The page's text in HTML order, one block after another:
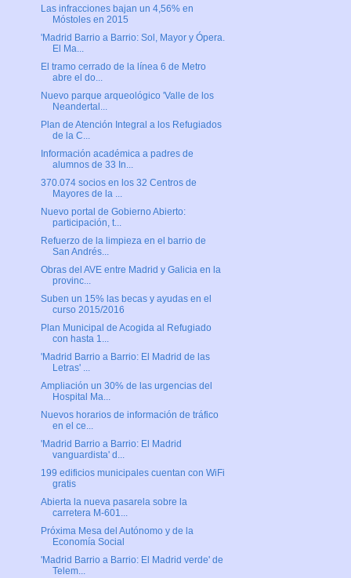
Las infracciones bajan un 4,56% en
Móstoles en 2015
'Madrid Barrio a Barrio: Sol, Mayor y Ópera.
El Ma...
El tramo cerrado de la línea 6 de Metro
abre el do...
Nuevo parque arqueológico 'Valle de los
Neandertal...
Plan de Atención Integral a los Refugiados
de la C...
Información académica a padres de
alumnos de 33 In...
370.074 socios en los 32 Centros de
Mayores de la ...
Nuevo portal de Gobierno Abierto:
participación, t...
Refuerzo de la limpieza en el barrio de
San Andrés...
Obras del AVE entre Madrid y Galicia en la
provinc...
Suben un 15% las becas y ayudas en el
curso 2015/2016
Plan Municipal de Acogida al Refugiado
con hasta 1...
'Madrid Barrio a Barrio: El Madrid de las
Letras' ...
Ampliación un 30% de las urgencias del
Hospital Ma...
Nuevos horarios de información de tráfico
en el ce...
'Madrid Barrio a Barrio: El Madrid
vanguardista' d...
199 edificios municipales cuentan con WiFi
gratis
Abierta la nueva pasarela sobre la
carretera M-601...
Próxima Mesa del Autónomo y de la
Economía Social
'Madrid Barrio a Barrio: El Madrid verde' de
Telem...